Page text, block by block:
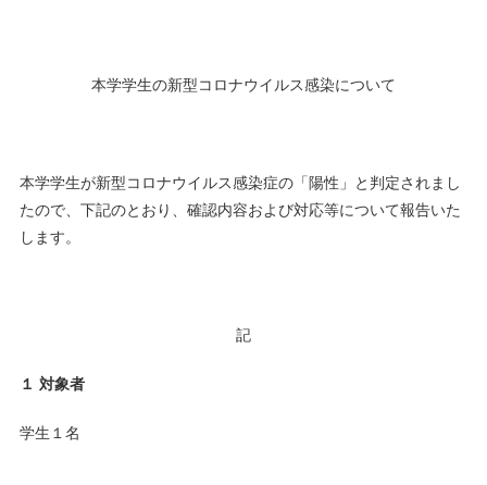
本学学生の新型コロナウイルス感染について
本学学生が新型コロナウイルス感染症の「陽性」と判定されまし
たので、下記のとおり、確認内容および対応等について報告いた
します。
記
１ 対象者
学生１名